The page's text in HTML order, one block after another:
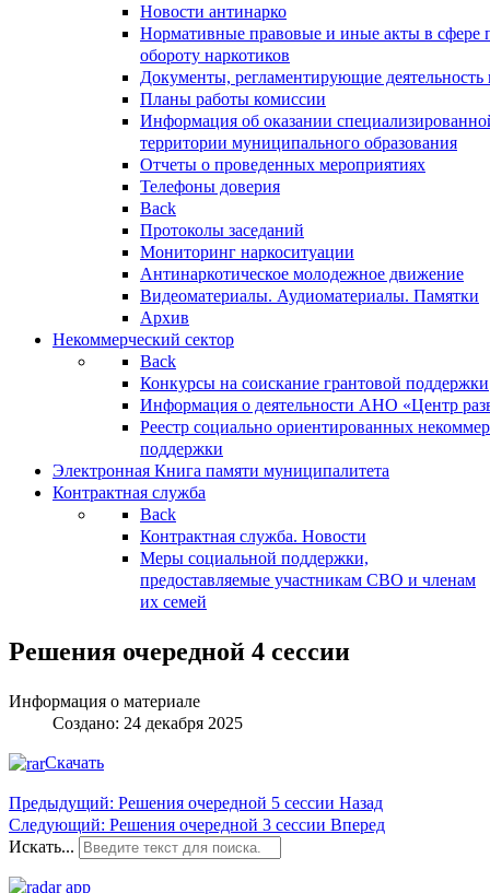
Новости антинарко
Нормативные правовые и иные акты в сфере
обороту наркотиков
Документы, регламентирующие деятельность
Планы работы комиссии
Информация об оказании
территории муниципального образования
Отчеты о проведенных мероприятиях
Телефоны доверия
Back
Протоколы заседаний
Мониторинг наркоситуации
Антинаркотическое молодежное движение
Видеоматериалы. Аудиоматериалы. Памятки
Архив
Некоммерческий сектор
Back
Конкурсы на соискание грантовой поддержки
Информация о деятельности АНО «Центр
Реестр социально ориентированных
поддержки
Электронная Книга памяти муниципалитета
Контрактная служба
Back
Контрактная служба. Новости
Меры социальной поддержки,
предоставляемые участникам СВО и членам
их семей
Решения очередной 4 сессии
Информация о материале
Создано: 24 декабря 2025
Скачать
Предыдущий: Решения очередной 5 сессии Назад
Следующий: Решения очередной 3 сессии Вперед
Искать...